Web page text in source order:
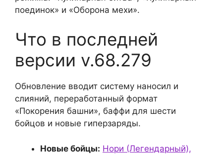
поединок» и «Оборона мехи».
Что в последней
версии v.68.279
Обновление вводит систему наносил и
слияний, переработанный формат
«Покорения башни», баффи для шести
бойцов и новые гиперзаряды.
Новые бойцы: Нори (Легендарный),